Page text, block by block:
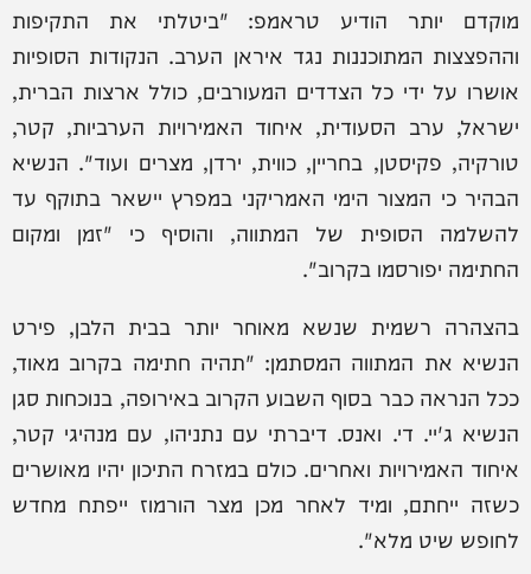
מוקדם יותר הודיע טראמפ: "ביטלתי את התקיפות
וההפצצות המתוכננות נגד איראן הערב. הנקודות הסופיות
אושרו על ידי כל הצדדים המעורבים, כולל ארצות הברית,
ישראל, ערב הסעודית, איחוד האמירויות הערביות, קטר,
טורקיה, פקיסטן, בחריין, כווית, ירדן, מצרים ועוד". הנשיא
הבהיר כי המצור הימי האמריקני במפרץ יישאר בתוקף עד
להשלמה הסופית של המתווה, והוסיף כי "זמן ומקום
החתימה יפורסמו בקרוב".
בהצהרה רשמית שנשא מאוחר יותר בבית הלבן, פירט
הנשיא את המתווה המסתמן: "תהיה חתימה בקרוב מאוד,
ככל הנראה כבר בסוף השבוע הקרוב באירופה, בנוכחות סגן
הנשיא ג'יי. די. ואנס. דיברתי עם נתניהו, עם מנהיגי קטר,
איחוד האמירויות ואחרים. כולם במזרח התיכון יהיו מאושרים
כשזה ייחתם, ומיד לאחר מכן מצר הורמוז ייפתח מחדש
לחופש שיט מלא".